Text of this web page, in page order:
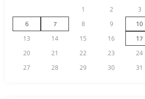
1
2 3
6
7 8 9 10
13
14 15 16 17
20
21 22 23 24
27
28 29 30 31